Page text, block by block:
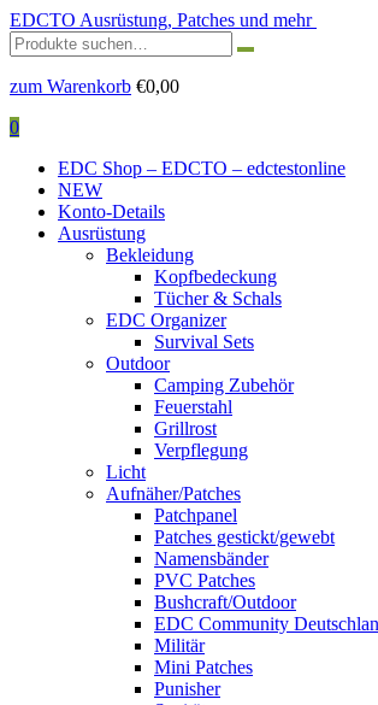
EDCTO Ausrüstung, Patches und mehr
Suchen
nach:
zum Warenkorb €0,00
0
EDC Shop – EDCTO – edctestonline
NEW
Konto-Details
Ausrüstung
Bekleidung
Kopfbedeckung
Tücher & Schals
EDC Organizer
Survival Sets
Outdoor
Camping Zubehör
Feuerstahl
Grillrost
Verpflegung
Licht
Aufnäher/Patches
Patchpanel
Patches gestickt/gewebt
Namensbänder
PVC Patches
Bushcraft/Outdoor
EDC Community
Militär
Mini Patches
Punisher